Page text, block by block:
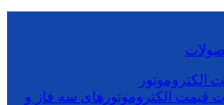
الکتروموتور
قیمت الکتروموتورهای سه فاز و